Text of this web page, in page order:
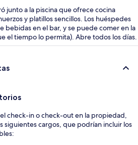
junto a la piscina que ofrece cocina
y platillos sencillos. Los huéspedes
bebidas en el bar, y se puede comer en la
el tiempo lo permita). Abre todos los días.
check-in o check-out en la propiedad,
siguientes cargos, que podrían incluir los